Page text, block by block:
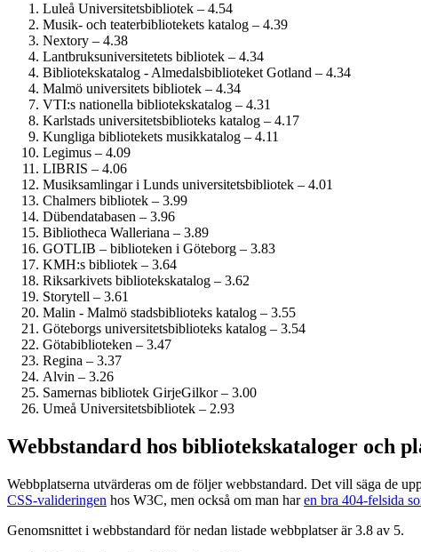
Luleå Universitetsbibliotek – 4.54
Musik- och teaterbibliotekets katalog – 4.39
Nextory – 4.38
Lantbruksuniversitetets bibliotek – 4.34
Bibliotekskatalog - Almedalsbiblioteket Gotland – 4.34
Malmö universitets bibliotek – 4.34
VTI:s nationella bibliotekskatalog – 4.31
Karlstads universitetsbiblioteks katalog – 4.17
Kungliga bibliotekets musikkatalog – 4.11
Legimus – 4.09
LIBRIS – 4.06
Musiksamlingar i Lunds universitetsbibliotek – 4.01
Chalmers bibliotek – 3.99
Dübendatabasen – 3.96
Bibliotheca Walleriana – 3.89
GOTLIB – biblioteken i Göteborg – 3.83
KMH:s bibliotek – 3.64
Riksarkivets bibliotekskatalog – 3.62
Storytell – 3.61
Malin - Malmö stadsbiblioteks katalog – 3.55
Göteborgs universitetsbiblioteks katalog – 3.54
Götabiblioteken – 3.47
Regina – 3.37
Alvin – 3.26
Samernas bibliotek GirjeGilkor – 3.00
Umeå Universitetsbibliotek – 2.93
Webbstandard hos bibliotekskataloger och
Webbplatserna utvärderas om de följer webbstandard. Det vill säga de
CSS-valideringen hos W3C, men också om man haren bra 404-felsida
Genomsnittet i webbstandard för nedan listade webbplatser är 3.8 av 5.